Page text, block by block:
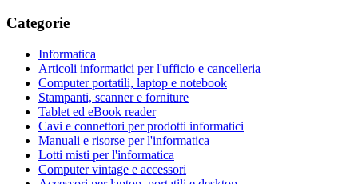
Categorie
Informatica
Articoli informatici per l'ufficio e cancelleria
Computer portatili, laptop e notebook
Stampanti, scanner e forniture
Tablet ed eBook reader
Cavi e connettori per prodotti informatici
Manuali e risorse per l'informatica
Lotti misti per l'informatica
Computer vintage e accessori